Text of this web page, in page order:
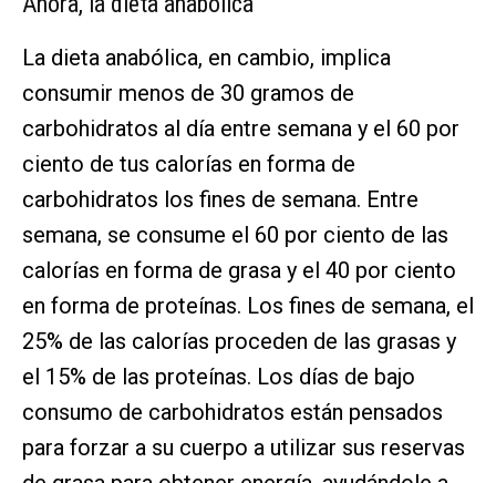
La dieta anabólica, en cambio, implica
consumir menos de 30 gramos de
carbohidratos al día entre semana y el 60 por
ciento de tus calorías en forma de
carbohidratos los fines de semana. Entre
semana, se consume el 60 por ciento de las
calorías en forma de grasa y el 40 por ciento
en forma de proteínas. Los fines de semana, el
25% de las calorías proceden de las grasas y
el 15% de las proteínas. Los días de bajo
consumo de carbohidratos están pensados
para forzar a su cuerpo a utilizar sus reservas